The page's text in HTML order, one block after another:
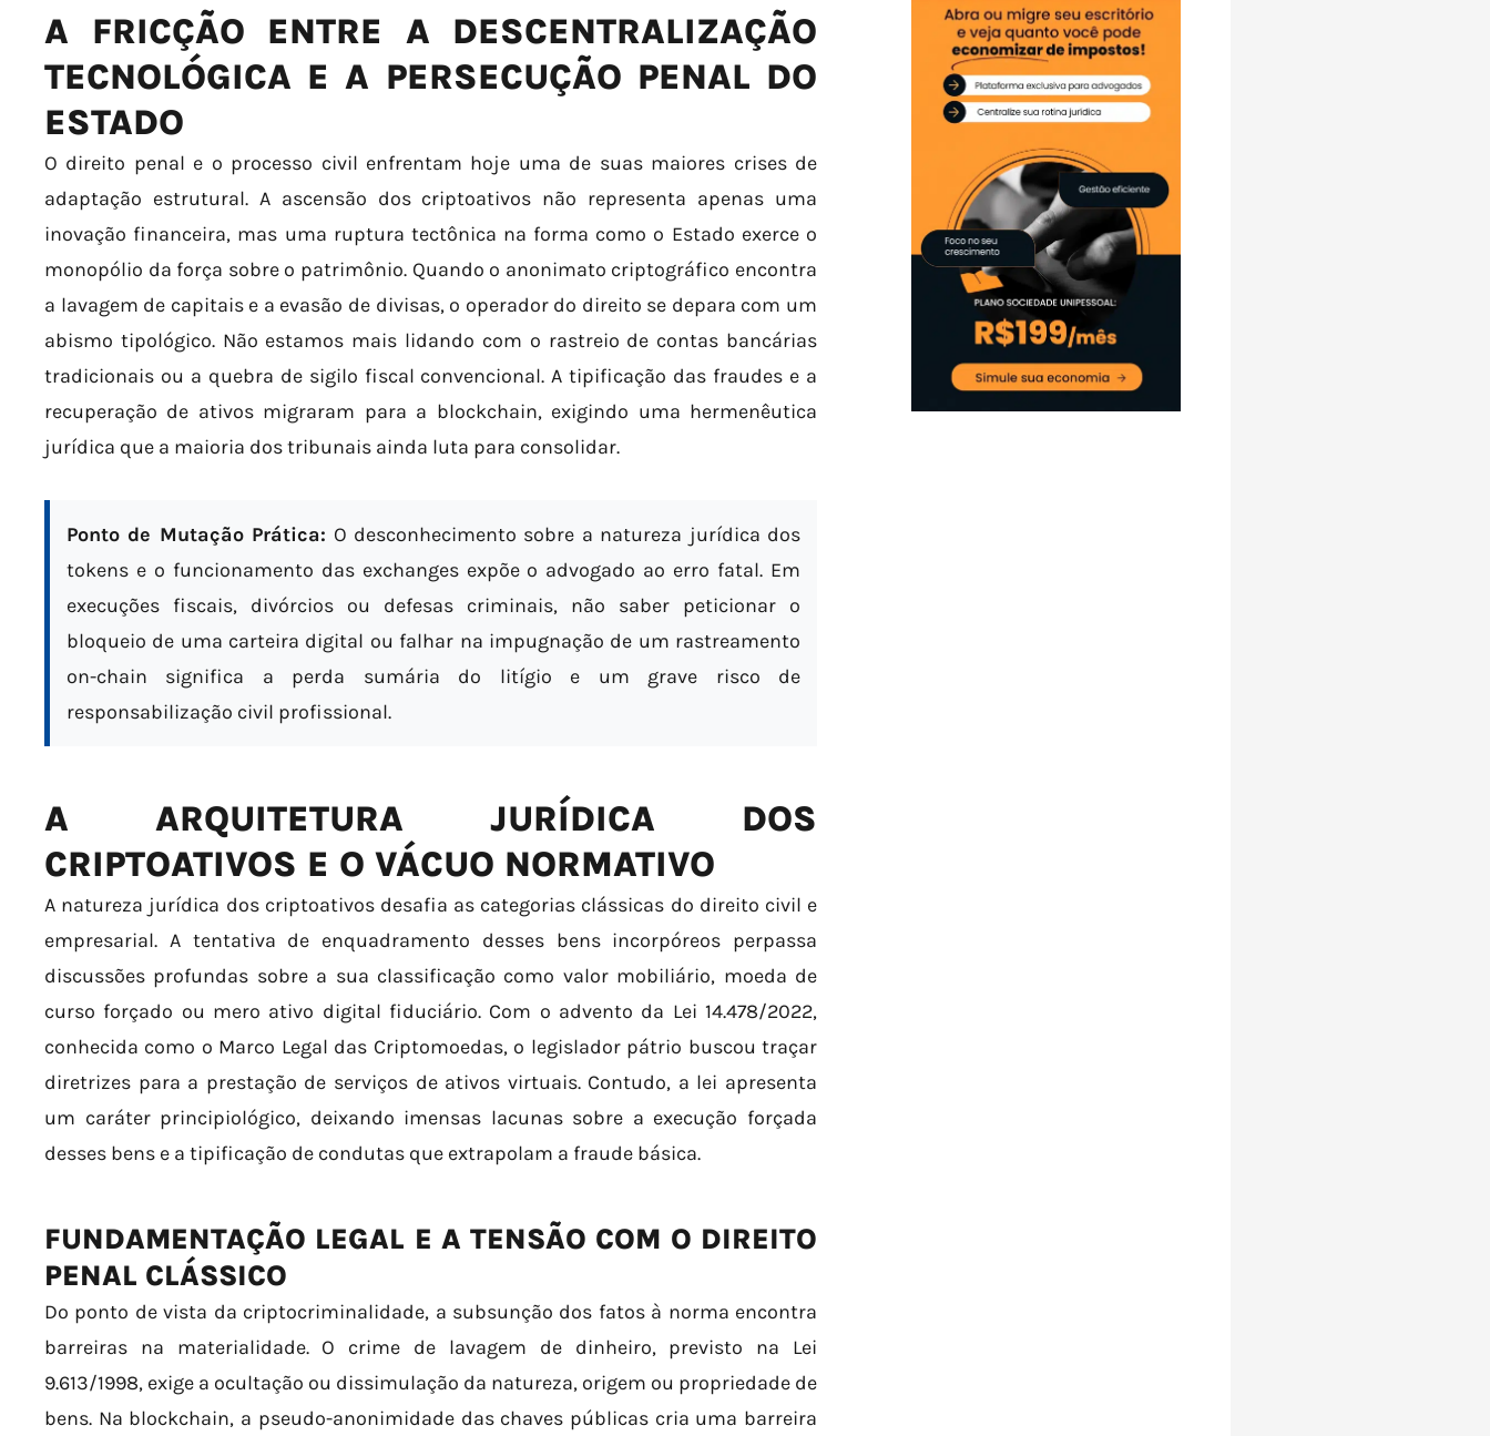
A FRICÇÃO ENTRE A DESCENTRALIZAÇÃO
TECNOLÓGICA E A PERSECUÇÃO PENAL DO
ESTADO
O direito penal e o processo civil enfrentam hoje uma de suas maiores crises de
adaptação estrutural. A ascensão dos criptoativos não representa apenas uma
inovação financeira, mas uma ruptura tectônica na forma como o Estado exerce o
monopólio da força sobre o patrimônio. Quando o anonimato criptográfico encontra
a lavagem de capitais e a evasão de divisas, o operador do direito se depara com um
abismo tipológico. Não estamos mais lidando com o rastreio de contas bancárias
tradicionais ou a quebra de sigilo fiscal convencional. A tipificação das fraudes e a
recuperação de ativos migraram para a blockchain, exigindo uma hermenêutica
jurídica que a maioria dos tribunais ainda luta para consolidar.
Ponto de Mutação Prática: O desconhecimento sobre a natureza jurídica dos
tokens e o funcionamento das exchanges expõe o advogado ao erro fatal. Em
execuções fiscais, divórcios ou defesas criminais, não saber peticionar o
bloqueio de uma carteira digital ou falhar na impugnação de um rastreamento
on-chain significa a perda sumária do litígio e um grave risco de
responsabilização civil profissional.
A ARQUITETURA JURÍDICA DOS
CRIPTOATIVOS E O VÁCUO NORMATIVO
A natureza jurídica dos criptoativos desafia as categorias clássicas do direito civil e
empresarial. A tentativa de enquadramento desses bens incorpóreos perpassa
discussões profundas sobre a sua classificação como valor mobiliário, moeda de
curso forçado ou mero ativo digital fiduciário. Com o advento da Lei 14.478/2022,
conhecida como o Marco Legal das Criptomoedas, o legislador pátrio buscou traçar
diretrizes para a prestação de serviços de ativos virtuais. Contudo, a lei apresenta
um caráter principiológico, deixando imensas lacunas sobre a execução forçada
desses bens e a tipificação de condutas que extrapolam a fraude básica.
FUNDAMENTAÇÃO LEGAL E A TENSÃO COM O DIREITO
PENAL CLÁSSICO
Do ponto de vista da criptocriminalidade, a subsunção dos fatos à norma encontra
barreiras na materialidade. O crime de lavagem de dinheiro, previsto na Lei
9.613/1998, exige a ocultação ou dissimulação da natureza, origem ou propriedade de
bens. Na blockchain, a pseudo-anonimidade das chaves públicas cria uma barreira